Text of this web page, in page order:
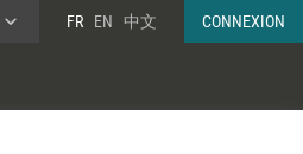
FR EN 中文 CONNEXION